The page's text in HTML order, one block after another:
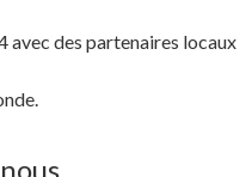
des partenaires locaux